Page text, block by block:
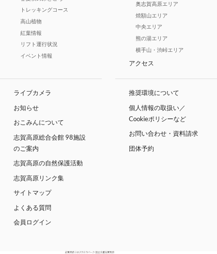
トレッキングコース
高山植物
紅葉情報
リフト運行状況
イベント情報
奥志賀高原エリア
焼額山エリア
中央エリア
熊の湯エリア
横手山・渋峠エリア
アクセス
ライブカメラ
お知らせ
おこみんについて
志賀高原総合会館 98施設
のご案内
志賀高原の自然保護活動
志賀高原リンク集
サイトマップ
よくある質問
会員ログイン
推奨環境について
個人情報の取扱い／
Cookieポリシーなど
お問い合わせ・資料請求
団体予約